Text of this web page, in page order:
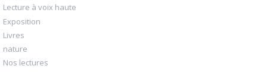
Lecture à voix haute
Exposition
Livres
nature
Nos lectures